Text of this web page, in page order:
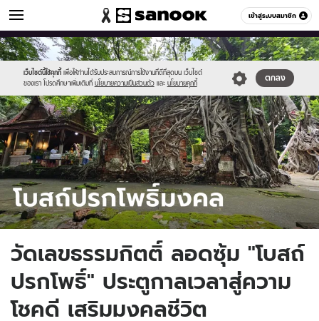
เข้าสู่ระบบสมาชิก
ดูดวง หมวดอื่นๆ
เว็บไซต์นี้ใช้คุกกี้ เพื่อให้ท่านได้รับประสบการณ์การใช้งานที่ดีที่สุดบน เว็บไซต์
ของเรา โปรดศึกษาเพิ่มเติมที่ นโยบายความเป็นส่วนตัว และ นโยบายคุกกี้
ตกลง
Sanook
//s.isanook.com/sr/0/images/logo-
new-
sanook.png
600
60
//s.isanook.com/ho/0/ud/52/260939/tagline-
template-
update-
april.jpg
วัดเลขธรรมกิตติ์ ลอดซุ้ม "โบสถ์
ปรกโพธิ์" ประตูกาลเวลาสู่ความ
โชคดี เสริมมงคลชีวิต